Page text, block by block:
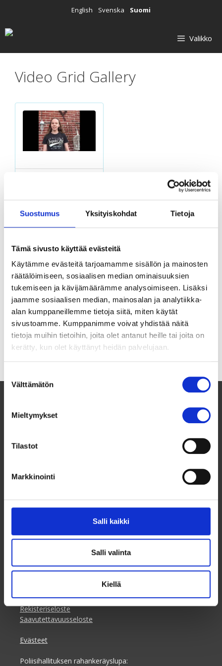
Suostumus Yksityiskohdat Tietoja
Tämä sivusto käyttää evästeitä
Käytämme evästeitä tarjoamamme sisällön ja mainosten
räätälöimiseen, sosiaalisen median ominaisuuksien
tukemiseen ja kävijämäärämme analysoimiseen. Lisäksi
jaamme sosiaalisen median, mainosalan ja analytiikka-
alan kumppaneillemme tietoja siitä, miten käytät
sivustoamme. Kumppanimme voivat yhdistää näitä
tietoja muihin tietoihin, joita olet antanut heille tai joita on
kerätty, kun olet käyttänyt heidän palvelujaan.
valinta
Välttämätön
Mieltymykset
Tilastot
Markkinointi
Salli kaikki
Salli valinta
Kiellä
English Svenska Suomi
Valikko
Video Grid Gallery
Archives
Ei arkistoja.
Categories
suomi-video
Yleinen
Taksvärkki ry
Globaalikeskus
+358 50 341 5507
ilmoittautuminen@taksvarkki.fi
Taksvärkki-keräys selkokielellä
Rekisteriseloste
Saavutettavuusseloste
Evästeet
Poliisihallituksen rahankeräyslupa: